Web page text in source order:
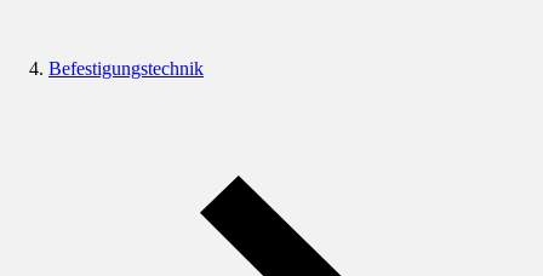
Befestigungstechnik